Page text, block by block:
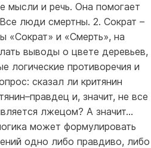
мысли и речь. Она помогает
люди смертны. 2. Сократ –
«Сократ» и «Смерть», на
выводы о цвете деревьев,
логические противоречия и
сказал ли критянин
и, значит, не все
лжецом? А значит…
может формулировать
одно либо правдиво, либо